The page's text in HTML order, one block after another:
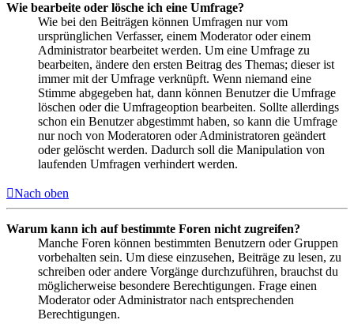
Wie bearbeite oder lösche ich eine Umfrage?
Wie bei den Beiträgen können Umfragen nur vom
ursprünglichen Verfasser, einem Moderator oder einem
Administrator bearbeitet werden. Um eine Umfrage zu
bearbeiten, ändere den ersten Beitrag des Themas; dieser ist
immer mit der Umfrage verknüpft. Wenn niemand eine
Stimme abgegeben hat, dann können Benutzer die Umfrage
löschen oder die Umfrageoption bearbeiten. Sollte allerdings
schon ein Benutzer abgestimmt haben, so kann die Umfrage
nur noch von Moderatoren oder Administratoren geändert
oder gelöscht werden. Dadurch soll die Manipulation von
laufenden Umfragen verhindert werden.
Nach oben
Warum kann ich auf bestimmte Foren nicht zugreifen?
Manche Foren können bestimmten Benutzern oder Gruppen
vorbehalten sein. Um diese einzusehen, Beiträge zu lesen, zu
schreiben oder andere Vorgänge durchzuführen, brauchst du
möglicherweise besondere Berechtigungen. Frage einen
Moderator oder Administrator nach entsprechenden
Berechtigungen.